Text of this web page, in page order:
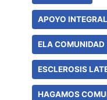
APOYO
ELA COMUNIDAD
ESCLEROSIS
HAGAMOS